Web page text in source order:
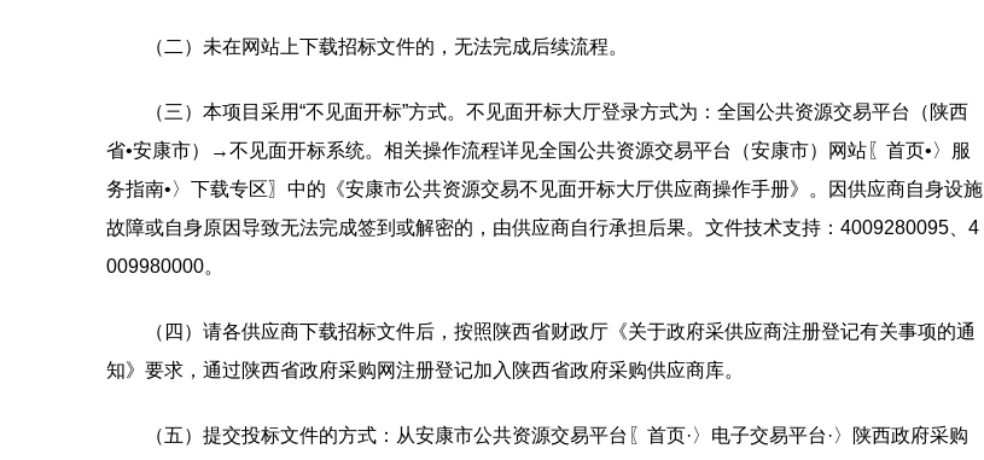
（二）未在网站上下载招标文件的，无法完成后续流程。
（三）本项目采用“不见面开标”方式。不见面开标大厅登录方式为：全国公共资源交易平台（陕西
省•安康市）→不见面开标系统。相关操作流程详见全国公共资源交易平台（安康市）网站〖首页•〉服
务指南•〉下载专区〗中的《安康市公共资源交易不见面开标大厅供应商操作手册》。因供应商自身设施
故障或自身原因导致无法完成签到或解密的，由供应商自行承担后果。文件技术支持：4009280095、4
009980000。
（四）请各供应商下载招标文件后，按照陕西省财政厅《关于政府采供应商注册登记有关事项的通
知》要求，通过陕西省政府采购网注册登记加入陕西省政府采购供应商库。
（五）提交投标文件的方式：从安康市公共资源交易平台〖首页·〉电子交易平台·〉陕西政府采购